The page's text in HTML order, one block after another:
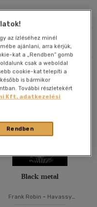
db
Black metal
Frank Robin - Havassy
az ízléséhez minél
ajánlani, arra kérjük,
kat a „Rendben” gomb
csak a weboldal
cookie-kat telepíti a
is bármikor
További részletekért
Kft. adatkezelési
Rendben